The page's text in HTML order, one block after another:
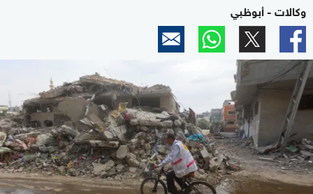
وكالات - أبوظبي